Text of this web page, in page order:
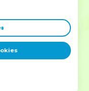
et responsables
afin que leurs erreurs
un ministère, une
expérience est faite